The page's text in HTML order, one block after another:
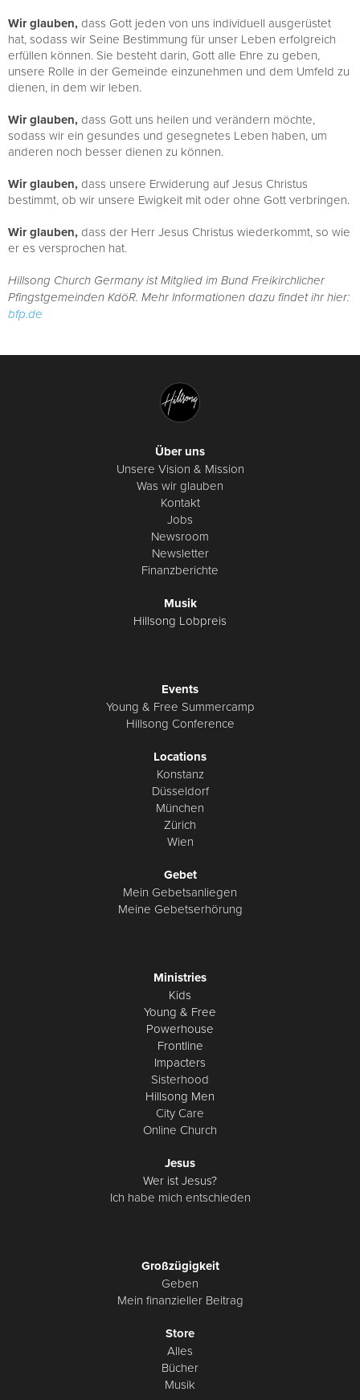
Wir glauben,dass Gott jeden von uns individuell ausgerüstet
hat, sodass wir Seine Bestimmung für unser Leben erfolgreich
erfüllen können. Sie besteht darin, Gott alle Ehre zu geben,
unsere Rolle in der Gemeinde einzunehmen und dem Umfeld zu
dienen, in dem wir leben.
Wir glauben,dass Gott uns heilen und verändern möchte,
sodass wir ein gesundes und gesegnetes Leben haben, um
anderen noch besser dienen zu können.
Wir glauben,dass unsere Erwiderung auf Jesus Christus
bestimmt, ob wir unsere Ewigkeit mit oder ohne Gott verbringen.
Wir glauben,dass der Herr Jesus Christus wiederkommt, so wie
er es versprochen hat.
Hillsong Church Germany ist Mitglied im Bund Freikirchlicher
Pfingstgemeinden KdöR. Mehr Informationen dazu findet ihr hier:
bfp.de
Über uns
Unsere Vision & Mission
Was wir glauben
Kontakt
Jobs
Newsroom
Newsletter
Finanzberichte
Musik
Hillsong Lobpreis
Events
Young & Free Summercamp
Hillsong Conference
Locations
Konstanz
Düsseldorf
München
Zürich
Wien
Gebet
Mein Gebetsanliegen
Meine Gebetserhörung
Ministries
Kids
Young & Free
Powerhouse
Frontline
Impacters
Sisterhood
Hillsong Men
City Care
Online Church
Jesus
Wer ist Jesus?
Ich habe mich entschieden
Großzügigkeit
Geben
Mein finanzieller Beitrag
Store
Alles
Bücher
Musik